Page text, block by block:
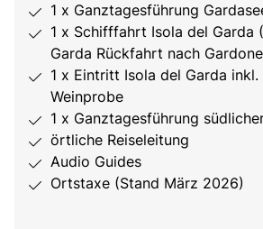
1 x Ganztagesführung
1 x Schifffahrt Isola del Garda
Garda Rückfahrt nach
1 x Eintritt Isola del Garda
Weinprobe
1 x Ganztagesführung
örtliche Reiseleitung
Audio Guides
Ortstaxe (Stand März 2026)